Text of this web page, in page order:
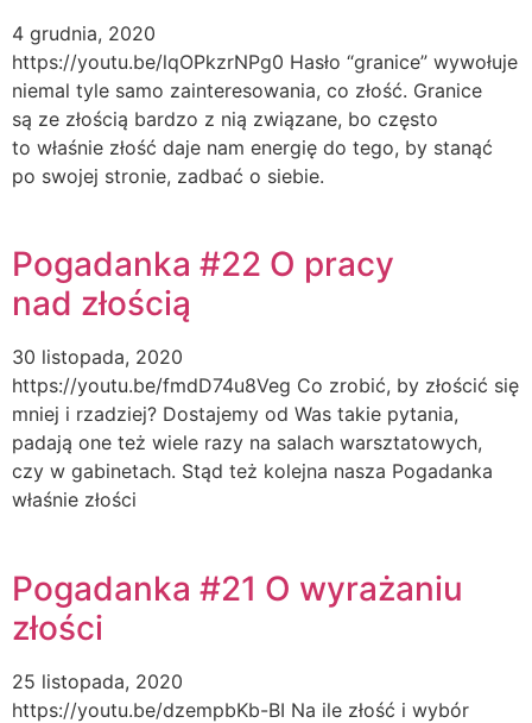
4 grudnia, 2020
https://youtu.be/lqOPkzrNPg0 Hasło “granice” wywołuje
niemal tyle samo zainteresowania, co złość. Granice
są ze złością bardzo z nią związane, bo często
to właśnie złość daje nam energię do tego, by stanąć
po swojej stronie, zadbać o siebie.
Pogadanka #22 O pracy
nad złością
30 listopada, 2020
https://youtu.be/fmdD74u8Veg Co zrobić, by złościć się
mniej i rzadziej? Dostajemy od Was takie pytania,
padają one też wiele razy na salach warsztatowych,
czy w gabinetach. Stąd też kolejna nasza Pogadanka
właśnie złości
Pogadanka #21 O wyrażaniu
złości
25 listopada, 2020
https://youtu.be/dzempbKb-BI Na ile złość i wybór